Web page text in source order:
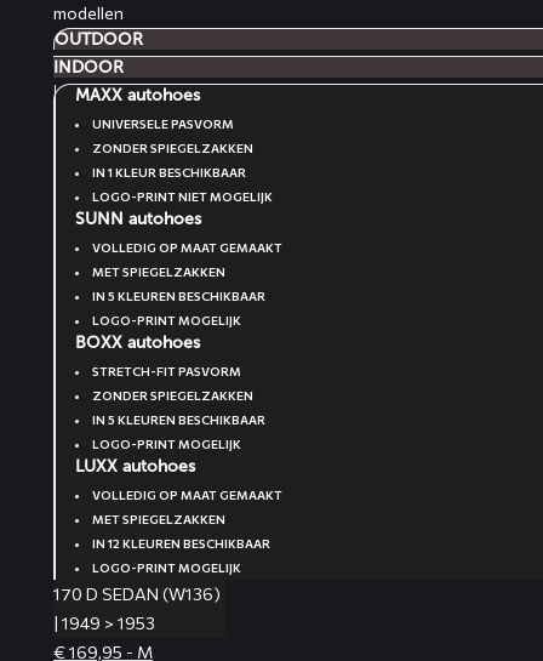
modellen
OUTDOOR
INDOOR
MAXX autohoes
UNIVERSELE PASVORM
ZONDER SPIEGELZAKKEN
IN 1 KLEUR BESCHIKBAAR
LOGO-PRINT NIET MOGELIJK
SUNN autohoes
VOLLEDIG OP MAAT GEMAAKT
MET SPIEGELZAKKEN
IN 5 KLEUREN BESCHIKBAAR
LOGO-PRINT MOGELIJK
BOXX autohoes
STRETCH-FIT PASVORM
ZONDER SPIEGELZAKKEN
IN 5 KLEUREN BESCHIKBAAR
LOGO-PRINT MOGELIJK
LUXX autohoes
VOLLEDIG OP MAAT GEMAAKT
MET SPIEGELZAKKEN
IN 12 KLEUREN BESCHIKBAAR
LOGO-PRINT MOGELIJK
170 D SEDAN (W136)
| 1949 > 1953
€ 169,95 - M